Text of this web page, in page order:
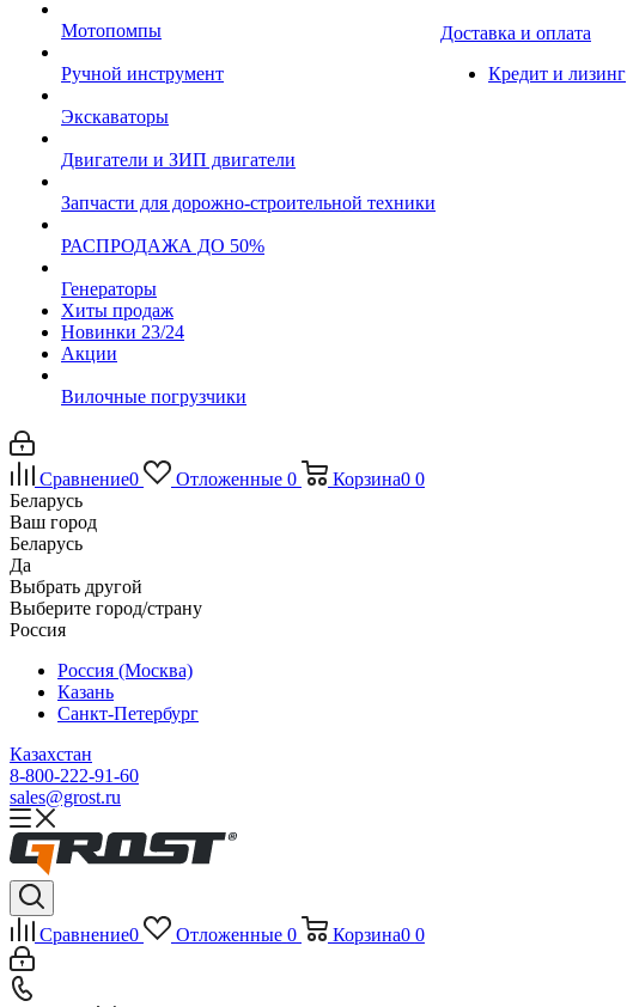
Мотопомпы
Ручной инструмент
Экскаваторы
Двигатели и ЗИП двигатели
Запчасти для дорожно-строительной техники
РАСПРОДАЖА ДО 50%
Генераторы
Хиты продаж
Новинки 23/24
Акции
Вилочные погрузчики
Доставка и оплата
Кредит и лизинг
Сравнение0 Отложенные 0 Корзина0 0
Беларусь
Ваш город
Беларусь
Да
Выбрать другой
Выберите город/страну
Россия
Россия (Москва)
Казань
Санкт-Петербург
Казахстан
8-800-222-91-60
sales@grost.ru
Сравнение0 Отложенные 0 Корзина0 0